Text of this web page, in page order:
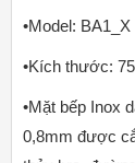
•Model: BA1_X
•Kích thước:
•Mặt bếp Inox
0,8mm được